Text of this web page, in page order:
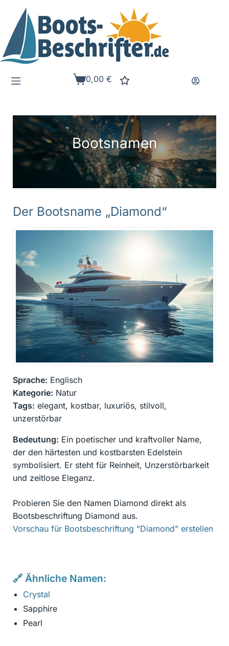
Inhalt
springen
Warenkorb
0,00€
Bootsnamen
Der Bootsname „Diamond“
Sprache: Englisch
Kategorie: Natur
Tags: elegant, kostbar, luxuriös, stilvoll,
unzerstörbar
Bedeutung: Ein poetischer und kraftvoller Name,
der den härtesten und kostbarsten Edelstein
symbolisiert. Er steht für Reinheit, Unzerstörbarkeit
und zeitlose Eleganz.
Probieren Sie den Namen Diamond direkt als
Bootsbeschriftung Diamond aus.
Vorschau für Bootsbeschriftung "Diamond" erstellen
🔗 Ähnliche Namen:
Crystal
Sapphire
Pearl